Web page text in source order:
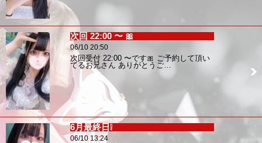
次回 22:00 〜 🎀
06/10 20:50
次回受付 22:00 〜です🎀 ご予約して頂い
てるお兄さん ありがとうご…
6月最終日❕
06/10 13:24